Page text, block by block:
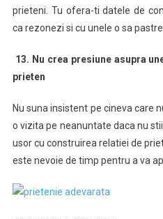
prieteni. Tu ofera-ti datele de
ca rezonezi si cu unele o sa
13. Nu crea presiune asupra
prieten
Nu suna insistent pe cineva care
o vizita pe neanuntate daca nu
usor cu construirea relatiei de
este nevoie de timp pentru a va